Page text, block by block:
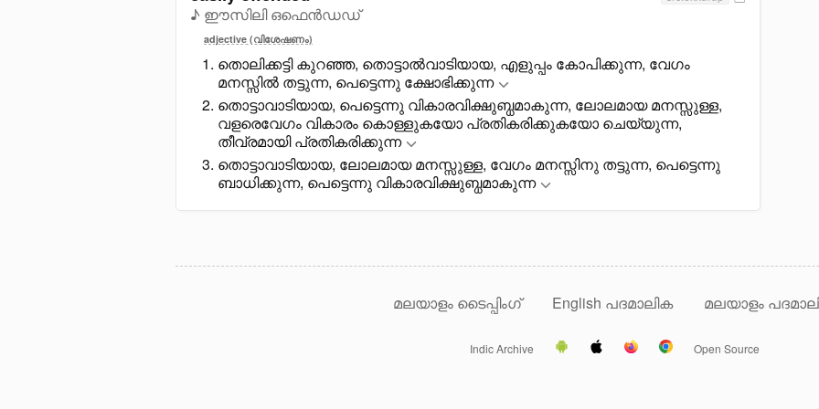
♪ ഈസിലി ഒഫെൻഡഡ്
adjective (വിശേഷണം)
തൊലിക്കട്ടി കുറഞ്ഞ, തൊട്ടാൽവാടിയായ, എളുപ്പം കോപിക്കുന്ന, വേഗം
മനസ്സിൽ തട്ടുന്ന, പെട്ടെന്നു ക്ഷോഭിക്കുന്ന
തൊട്ടാവാടിയായ, പെട്ടെന്നു വികാരവിക്ഷുബ്ധമാകുന്ന, ലോലമായ മനസ്സുള്ള,
വളരെവേഗം വികാരം കൊള്ളുകയോ പ്രതികരിക്കുകയോ ചെയ്യുന്ന,
തീവ്രമായി പ്രതികരിക്കുന്ന
തൊട്ടാവാടിയായ, ലോലമായ മനസ്സുള്ള, വേഗം മനസ്സിനു തട്ടുന്ന, പെട്ടെന്നു
ബാധിക്കുന്ന, പെട്ടെന്നു വികാരവിക്ഷുബ്ധമാകുന്ന
മലയാളം ടൈപ്പിംഗ് English പദമാലിക മലയാളം
Indic Archive Open Source